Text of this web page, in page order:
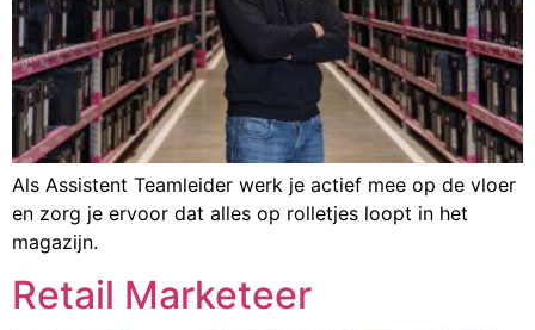
Als Assistent Teamleider werk je actief mee op de vloer
en zorg je ervoor dat alles op rolletjes loopt in het
magazijn.
Retail Marketeer